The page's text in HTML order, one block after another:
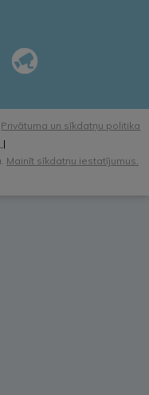
Privātuma un sīkdatņu politika
|
Mainīt sīkdatņu iestatījumus.